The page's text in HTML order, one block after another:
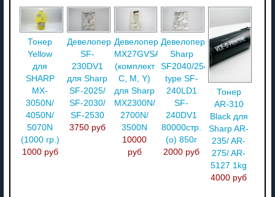
Тонер
Yellow
для
SHARP
MX-
3050N/
4050N/
5070N
(1000 гр.)
1000 руб
Девелопер
SF-
230DV1
для Sharp
SF-2025/
SF-2030/
SF-2530
3750 руб
Девелопер
MX27GVSA
(комплект
C, M, Y)
для Sharp
MX2300N/
2700N/
3500N
10000
руб
Девелопер
Sharp
SF2040/2540
type SF-
240LD1
SF-
240DV1
80000стр.
(o) 850г
2000 руб
Тонер
AR-310
Black для
Sharp AR-
235/ AR-
275/ AR-
5127 1kg
4000 руб